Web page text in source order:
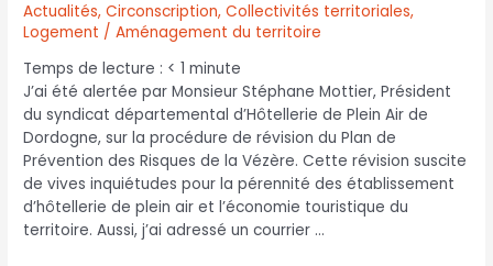
Actualités,Circonscription,Collectivités territoriales,
Logement / Aménagement du territoire
Temps de lecture : < 1 minute
J’ai été alertée par Monsieur Stéphane Mottier, Président
du syndicat départemental d’Hôtellerie de Plein Air de
Dordogne, sur la procédure de révision du Plan de
Prévention des Risques de la Vézère. Cette révision suscite
de vives inquiétudes pour la pérennité des établissement
d’hôtellerie de plein air et l’économie touristique du
territoire. Aussi, j’ai adressé un courrier …